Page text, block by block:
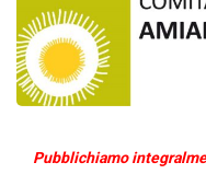
Pubblichiamo